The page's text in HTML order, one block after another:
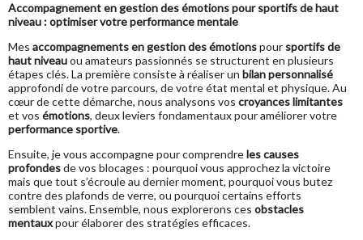
Accompagnement en gestion des émotions pour sportifs de haut
niveau : optimiser votre performance mentale
Mes accompagnements en gestion des émotionspour sportifs de
haut niveauou amateurs passionnés se structurent en plusieurs
étapes clés. La première consiste à réaliser un bilan personnalisé
approfondi de votre parcours, de votre état mental et physique. Au
cœur de cette démarche, nous analysons vos croyances limitantes
et vos émotions, deux leviers fondamentaux pour améliorer votre
performance sportive.
Ensuite, je vous accompagne pour comprendreles causes
profondesde vos blocages : pourquoi vous approchez la victoire
mais que tout s’écroule au dernier moment, pourquoi vous butez
contre des plafonds de verre, ou pourquoi certains efforts
semblent vains. Ensemble, nous explorerons ces obstacles
mentauxpour élaborer des stratégies efficaces.